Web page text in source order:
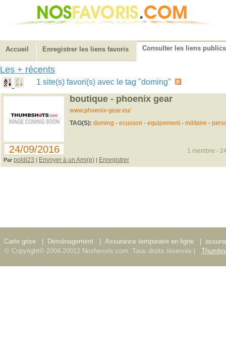
Accueil Enregistrer les liens favoris Consulter les liens publics
Les + récents
1 site(s) favori(s) avec le tag "doming"
24/09/2016
boutique - phoenix gear
www.phoenix-gear.eu/
TAG(S): doming - ecusson - equipement- militaire -
Par poldi23 | Envoyer à un Ami(e) | Enregistrer
1 membre -
Carte grise Déménagement Assurance temporaire en ligne
© Copyright© 2004-20012 Nosfavoris.com. Tous droits réservés |